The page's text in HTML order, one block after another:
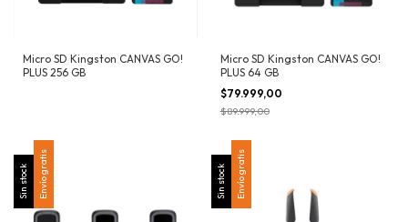
Micro SD Kingston CANVAS GO!
PLUS 256 GB
Micro SD Kingston CANVAS GO!
PLUS 64 GB
$79.999,00
$89.999,00
Sin stock Envío gratis Sin stock Envío gratis